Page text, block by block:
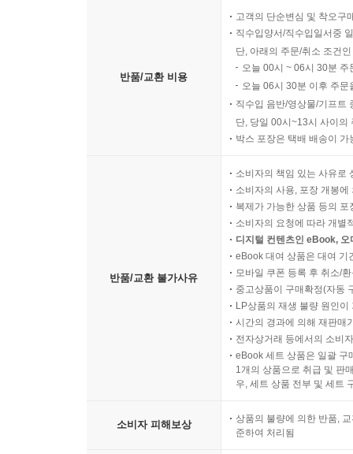
반품/교환 비용
고객의 단순변심 및 착오구
직수입양서/직수입일서중
단, 아래의 주문/취소 조건
오늘 00시 ~ 06시 30분
오늘 06시 30분 이후 주
직수입 음반/영상물/기프트
단, 당일 00시~13시 사이의
박스 포장은 택배 배송이
반품/교환 불가사유
소비자의 책임 있는 사유로
소비자의 사용, 포장 개봉
복제가 가능한 상품 등의
소비자의 요청에 따라 개별
디지털 컨텐츠인 eBook,
eBook 대여 상품은 대여 기
모바일 쿠폰 등록 후 취소/
중고상품이 구매확정(자동
LP상품의 재생 불량 원인
시간의 경과에 의해 재판매
전자상거래 등에서의 소비
eBook 세트 상품은 일괄 구
1개의 상품으로 취급 및 판
우, 세트 상품 전부 및 세트
소비자 피해보상
상품의 불량에 의한 반품,
준하여 처리됨